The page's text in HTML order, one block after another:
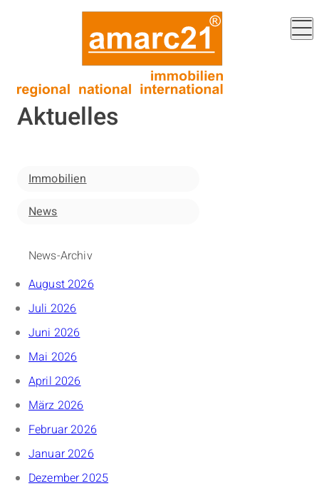
Aktuelles
Immobilien
News
News-Archiv
August 2026
Juli 2026
Juni 2026
Mai 2026
April 2026
März 2026
Februar 2026
Januar 2026
Dezember 2025